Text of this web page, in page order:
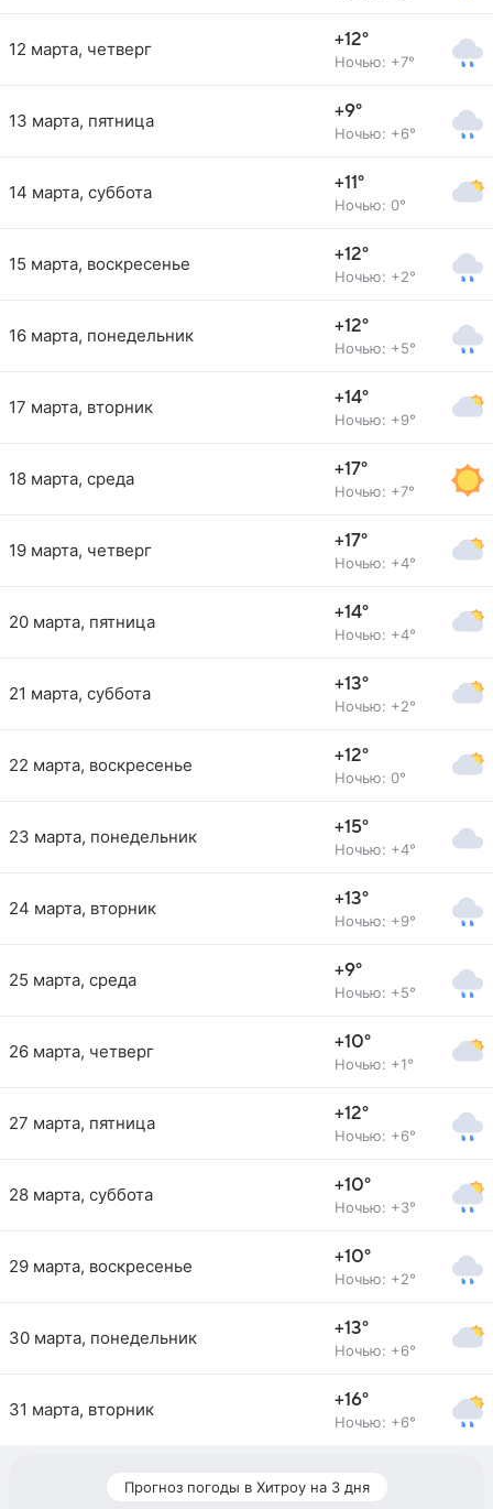
12 марта, четверг +12°
Ночью: +7°
13 марта, пятница +9°
Ночью: +6°
14 марта, суббота +11°
Ночью: 0°
15 марта, воскресенье +12°
Ночью: +2°
16 марта, понедельник +12°
Ночью: +5°
17 марта, вторник +14°
Ночью: +9°
18 марта, среда +17°
Ночью: +7°
19 марта, четверг +17°
Ночью: +4°
20 марта, пятница +14°
Ночью: +4°
21 марта, суббота +13°
Ночью: +2°
22 марта, воскресенье +12°
Ночью: 0°
23 марта, понедельник +15°
Ночью: +4°
24 марта, вторник +13°
Ночью: +9°
25 марта, среда +9°
Ночью: +5°
26 марта, четверг +10°
Ночью: +1°
27 марта, пятница +12°
Ночью: +6°
28 марта, суббота +10°
Ночью: +3°
29 марта, воскресенье +10°
Ночью: +2°
30 марта, понедельник +13°
Ночью: +6°
31 марта, вторник +16°
Ночью: +6°
Прогноз погоды в Хитроу на 3 дня